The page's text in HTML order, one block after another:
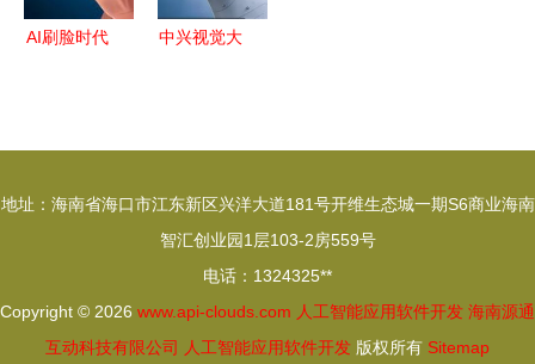
AI刷脸时代
篇章
中兴视觉大
化升级
地址：海南省海口市江东新区兴洋大道181号开维生态城一期S6商业海南
智汇创业园1层103-2房559号
电话：1324325**
Copyright © 2026 www.api-clouds.com 人工智能应用软件开发 海南源通
互动科技有限公司
人工智能应用软件开发 版权所有 Sitemap